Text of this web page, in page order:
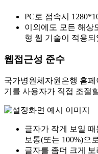
PC로 접속시
이외에도 모든 해상
형 웹 기술이 적용되
웹접근성 준수
국가병원체자원은행 홈
기를 사용자가 직접 조절
글자가 작게 보일
보통(또는 100%)으
글자를 좀더 크게